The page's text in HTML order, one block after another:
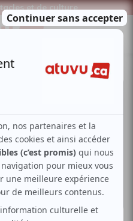
et de culture